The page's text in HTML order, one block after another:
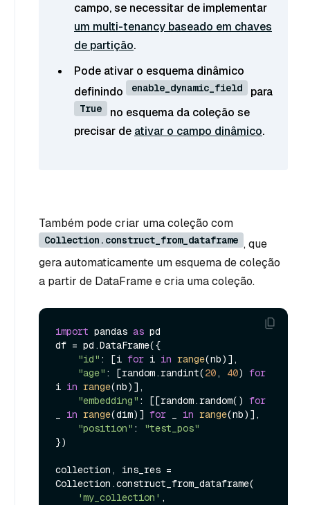
campo, se necessitar de implementar
um multi-tenancy baseado em chaves
de partição.
Pode ativar o esquema dinâmico
definindo
enable_dynamic_field para
True
no esquema da coleção se
precisar de ativar o campo dinâmico.
Também pode criar uma coleção com
Collection.construct_from_dataframe , que
gera automaticamente um esquema de coleção
a partir de DataFrame e cria uma coleção.
import pandas as pd
df = pd.DataFrame({
"id" : [i for i in range(nb)],
"age" : [random.randint(20, 40) for
i in range(nb)],
"embedding" : [[random.random() for
in range(dim)] for in range(nb)],
"position" :
"test_pos"
})
collection, ins_res =
Collection.construct_from_dataframe(
'my_collection' ,